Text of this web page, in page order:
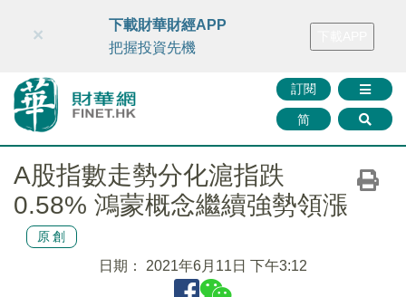
財華智庫網 FINTV FINMETA 財華證券 媒體矩陣
訂閱
简
×
下載財華財經APP
把握投資先機
A股指數走勢分化滬指跌
0.58% 鴻蒙概念繼續強勢領漲
原創
日期： 2021年6月11日 下午3:12